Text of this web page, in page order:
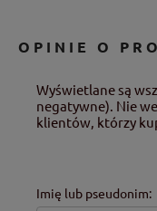
OPINIE O
Wyświetlane są
negatywne). Nie
klientów, którzy
Imię lub pseudonim: